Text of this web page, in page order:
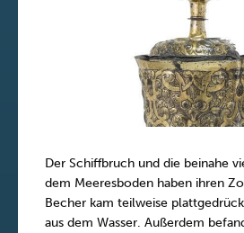
Der Schiffbruch und die beinahe
dem Meeresboden haben ihren
Becher kam teilweise
aus dem Wasser. Außerdem